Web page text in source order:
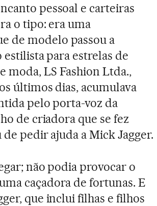
pessoal e carteiras
o tipo: era uma
de modelo passou a
para estrelas de
LS Fashion Ltda.,
últimos dias, acumulava
pelo porta-voz da
de criadora que se fez
pedir ajuda a Mick Jagger.
não podia provocar o
caçadora de fortunas. E
que inclui filhas e filhos